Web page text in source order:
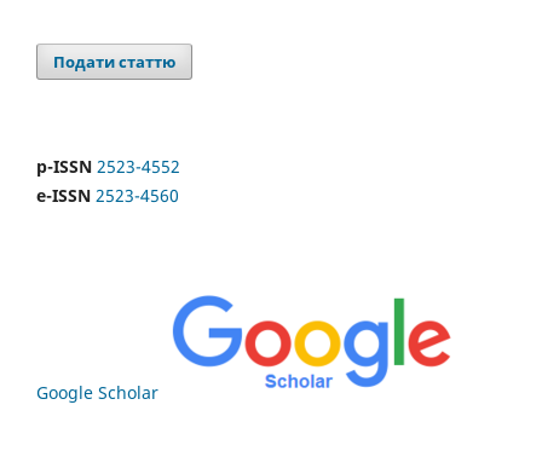
Подати статтю
p-ISSN 2523-4552
e-ISSN 2523-4560
Google Scholar